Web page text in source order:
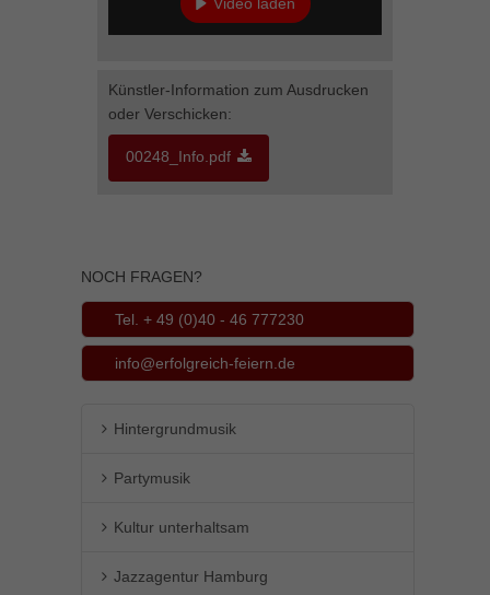
Künstler-Information zum Ausdrucken
oder Verschicken:
00248_Info.pdf
NOCH FRAGEN?
Tel. + 49 (0)40 - 46 777230
info@erfolgreich-feiern.de
Hintergrundmusik
Partymusik
Kultur unterhaltsam
Jazzagentur Hamburg
Inhalte von Videoplattformen und Social-Media-Plattformen werden
Cookie-Informationen anzeigen